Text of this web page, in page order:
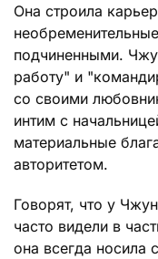
Она строила
подчиненными.
работу" и
со своими
интим с
материальные
авторитетом.
Говорят, что у
часто видели в
она всегда носила